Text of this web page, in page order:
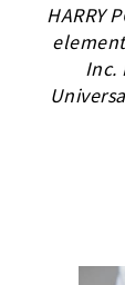
HARRY
Inc.